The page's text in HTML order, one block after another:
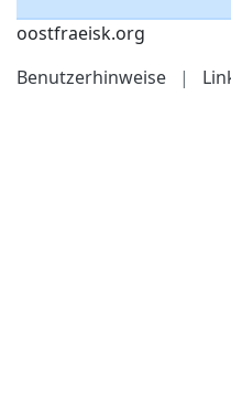
oostfraeisk.org
Benutzerhinweise
|